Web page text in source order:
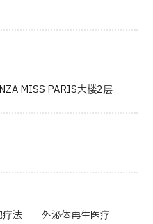
MISS PARIS大楼2层
疗法 外泌体再生医疗